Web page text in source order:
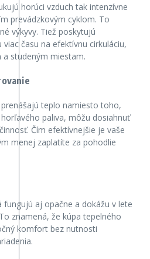
horúci vzduch tak intenzívne
prevádzkovým cyklom. To
výkyvy. Tiež poskytujú
času na efektívnu cirkuláciu,
studeným miestam.
teplo namiesto toho,
paliva, môžu dosiahnuť
Čím efektívnejšie je vaše
menej zaplatíte za pohodlie
fungujú aj opačne a dokážu v lete
znamená, že kúpa tepelného
komfort bez nutnosti